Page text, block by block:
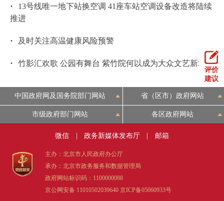
·
13号线唯一地下站换空调 41座车站空调设备改造将陆续
推进
· 及时关注高温健康风险预警
· 竹影汇欢歌 公园有舞台 紫竹院何以成为大众文艺新地标
评价
建议
中国政府网及国务院部门网站 省（区市）政府网站
市级政府部门网站 各区政府网站
微信 政务新媒体发布厅 邮箱
主办：北京市人民政府办公厅
承办：北京市政务服务和数据管理局
政府网站标识码：1100000088
京公网安备 11010502039640 京ICP备05060933号